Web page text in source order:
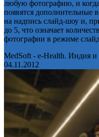
любую фотографию, и
появятся дополнительные
на надпись слайд-шоу и,
до 5, что означает
фотографии в режиме
MedSoft - e-Health. Индия
04.11.2012